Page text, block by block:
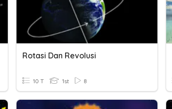
Rotasi Dan Revolusi
10 T 1st 8